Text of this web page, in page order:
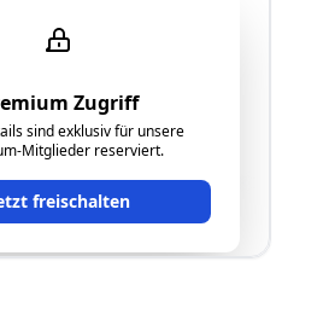
Zugriff
sind exklusiv für unsere
Mitglieder reserviert.
freischalten
Entwicklungspotential
Langgutachten!"